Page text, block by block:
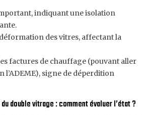
indiquant une isolation
des vitres, affectant la
factures de chauffage (pouvant aller
l’ADEME), signe de déperdition
double vitrage : comment évaluer l’état ?